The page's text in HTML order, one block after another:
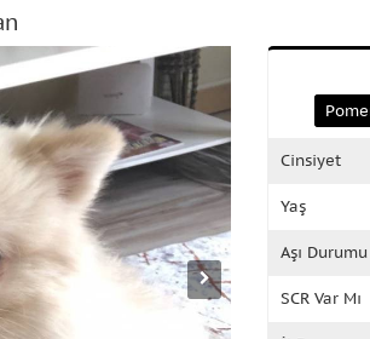
Cinsiyet
Yaş
Aşı Durumu
SCR Var Mı